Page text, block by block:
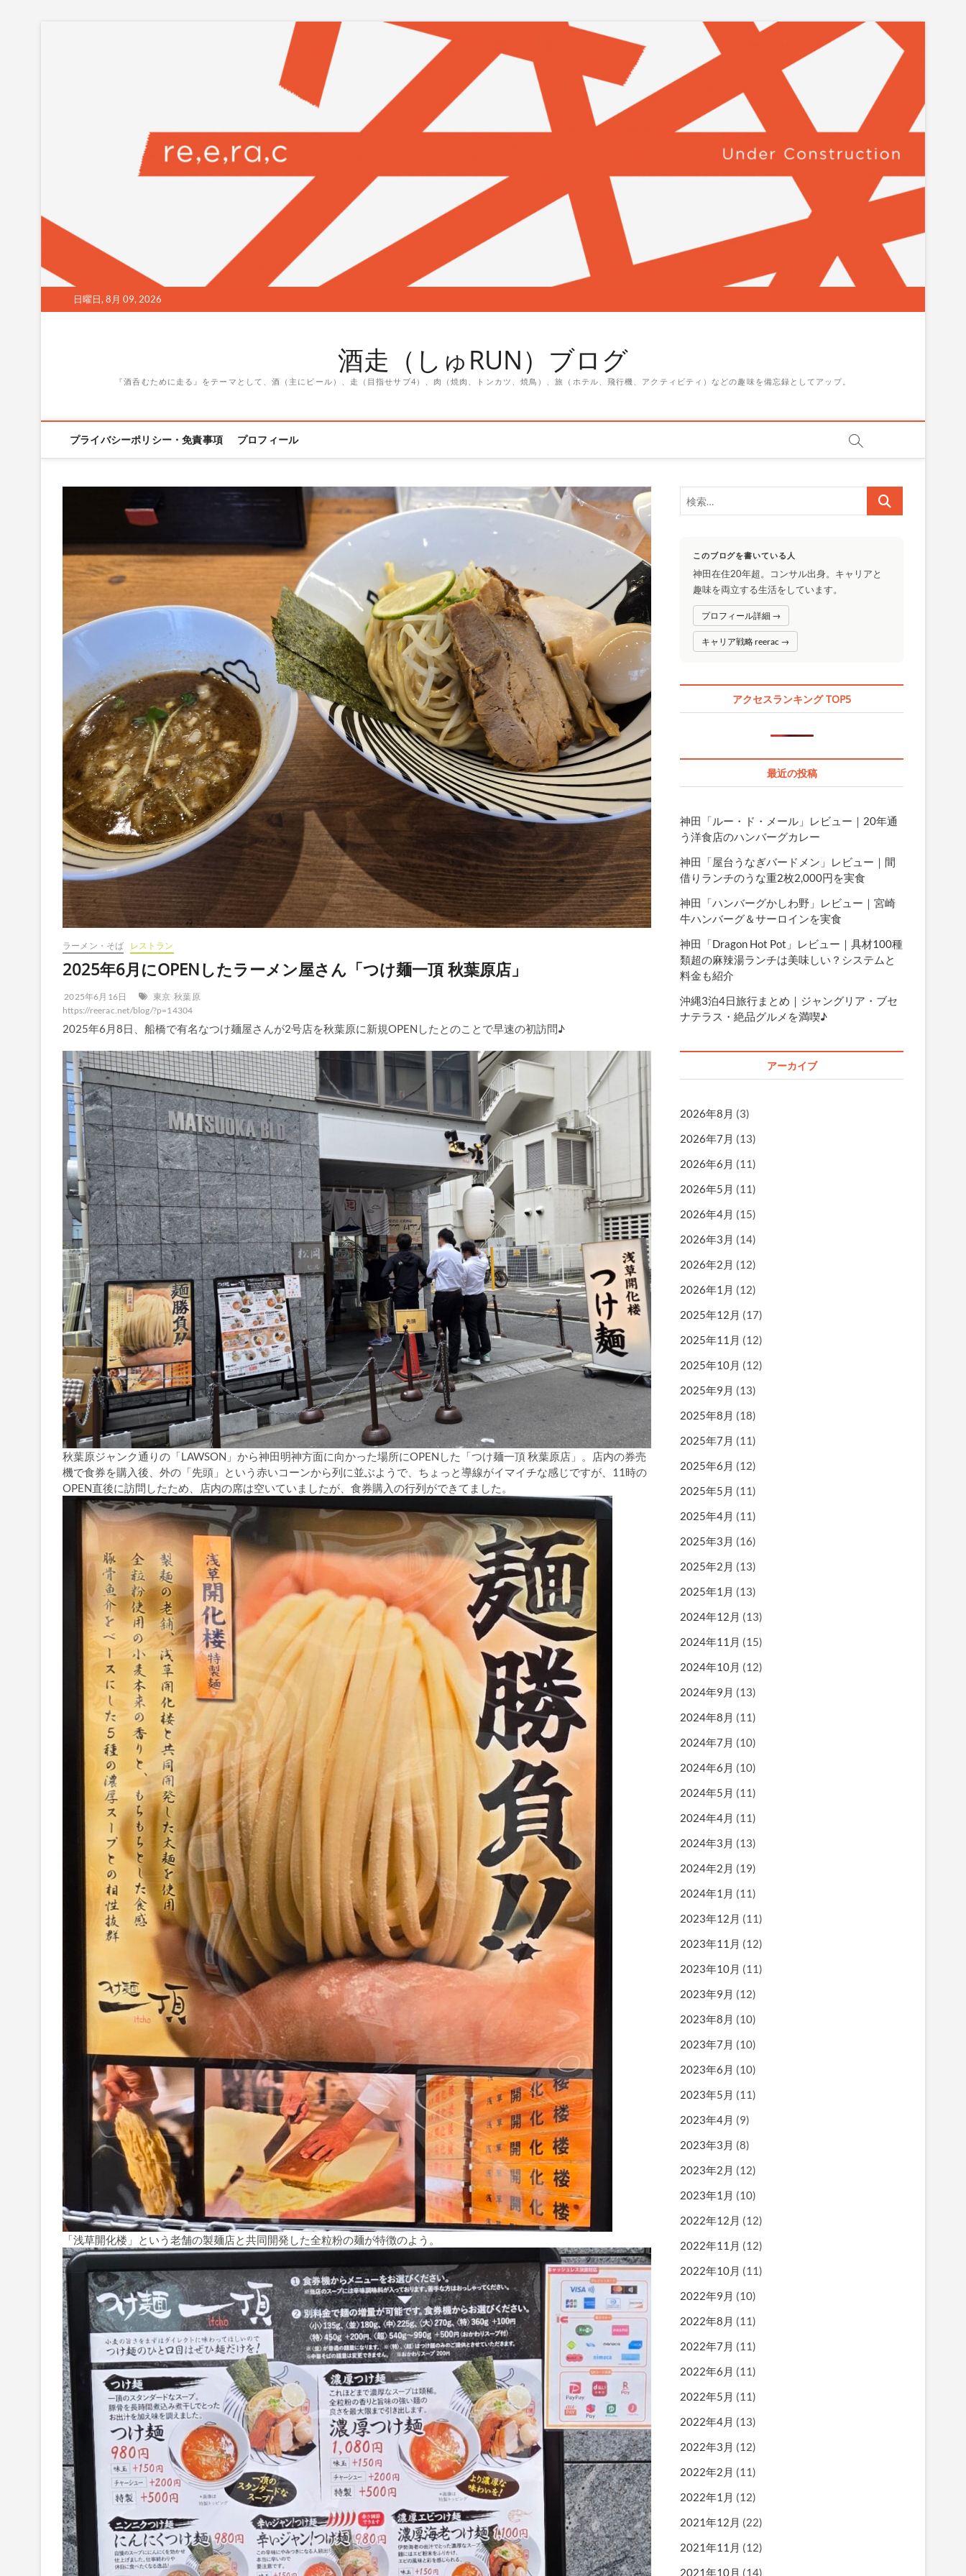
日曜日, 8月 09, 2026
酒走（しゅRUN）ブログ
『酒呑むために走る』をテーマとして、酒（主にビール）、走（目指せサブ4）、肉（焼肉、トンカツ、焼鳥）、旅（ホテル、飛行機、アクティビティ）などの趣味を備忘録としてアップ。
プライバシーポリシー・免責事項 プロフィール
ラーメン・そば レストラン
2025年6月にOPENしたラーメン屋さん「つけ麺一頂 秋葉原店」
2025年6月16日 東京 秋葉原
https://reerac.net/blog/?p=14304
2025年6月8日、船橋で有名なつけ麺屋さんが2号店を秋葉原に新規OPENしたとのことで早速の初訪問♪
秋葉原ジャンク通りの「LAWSON」から神田明神方面に向かった場所にOPENした「つけ麺一頂 秋葉原店」。店内の券売
機で食券を購入後、外の「先頭」という赤いコーンから列に並ぶようで、ちょっと導線がイマイチな感じですが、11時の
OPEN直後に訪問したため、店内の席は空いていましたが、食券購入の行列ができてました。
「浅草開化楼」という老舗の製麺店と共同開発した全粒粉の麺が特徴のよう。
索…
このブログを書いている人
神田在住20年超。コンサル出身。キャリアと
趣味を両立する生活をしています。
プロフィール詳細 →
キャリア戦略 reerac →
アクセスランキング TOP5
最近の投稿
神田「ルー・ド・メール」レビュー｜20年通
う洋食店のハンバーグカレー
神田「屋台うなぎバードメン」レビュー｜間
借りランチのうな重2枚2,000円を実食
神田「ハンバーグかしわ野」レビュー｜宮崎
牛ハンバーグ＆サーロインを実食
神田「Dragon Hot Pot」レビュー｜具材100種
類超の麻辣湯ランチは美味しい？システムと
料金も紹介
沖縄3泊4日旅行まとめ｜ジャングリア・ブセ
ナテラス・絶品グルメを満喫♪
アーカイブ
2026年8月 (3)
2026年7月 (13)
2026年6月 (11)
2026年5月 (11)
2026年4月 (15)
2026年3月 (14)
2026年2月 (12)
2026年1月 (12)
2025年12月 (17)
2025年11月 (12)
2025年10月 (12)
2025年9月 (13)
2025年8月 (18)
2025年7月 (11)
2025年6月 (12)
2025年5月 (11)
2025年4月 (11)
2025年3月 (16)
2025年2月 (13)
2025年1月 (13)
2024年12月 (13)
2024年11月 (15)
2024年10月 (12)
2024年9月 (13)
2024年8月 (11)
2024年7月 (10)
2024年6月 (10)
2024年5月 (11)
2024年4月 (11)
2024年3月 (13)
2024年2月 (19)
2024年1月 (11)
2023年12月 (11)
2023年11月 (12)
2023年10月 (11)
2023年9月 (12)
2023年8月 (10)
2023年7月 (10)
2023年6月 (10)
2023年5月 (11)
2023年4月 (9)
2023年3月 (8)
2023年2月 (12)
2023年1月 (10)
2022年12月 (12)
2022年11月 (12)
2022年10月 (11)
2022年9月 (10)
2022年8月 (11)
2022年7月 (11)
2022年6月 (11)
2022年5月 (11)
2022年4月 (13)
2022年3月 (12)
2022年2月 (11)
2022年1月 (12)
2021年12月 (22)
2021年11月 (12)
2021年10月 (14)